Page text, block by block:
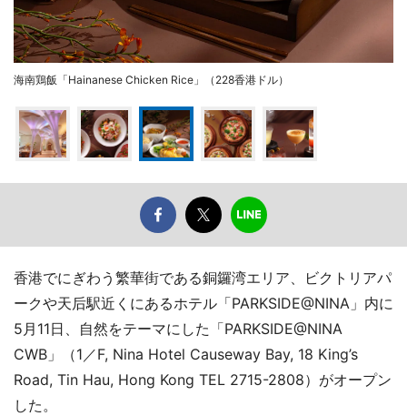
海南鶏飯「Hainanese Chicken Rice」（228香港ドル）
香港でにぎわう繁華街である銅鑼湾エリア、ビクトリアパ
ークや天后駅近くにあるホテル「PARKSIDE@NINA」内に
5月11日、自然をテーマにした「PARKSIDE@NINA
CWB」（1／F, Nina Hotel Causeway Bay, 18 King’s
Road, Tin Hau, Hong Kong TEL 2715-2808）がオープン
した。